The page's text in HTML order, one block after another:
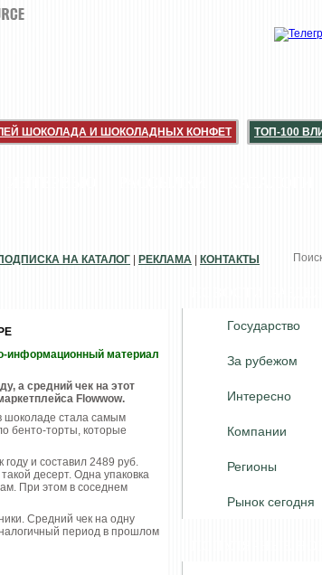
ШОКОЛАДА И ШОКОЛАДНЫХ КОНФЕТ ТОП-100
Государство
За рубежом
Интересно
Компании
Регионы
Рынок сегодня
НА КАТАЛОГ РЕКЛАМА КОНТАКТЫ
информационный материал
а средний чек на этот
Flowwow.
шоколаде стала самым
бенто-торты, которые
и составил 2489 руб.
десерт. Одна упаковка
При этом в соседнем
Средний чек на одну
период в прошлом